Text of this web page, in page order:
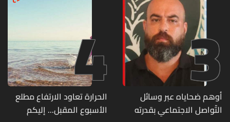
3
أوهم ضحاياه عبر وسائل
التّواصل الاجتماعي بقدرته
4
الحرارة تعاود الارتفاع مطلع
الأسبوع المقبل... إليكم